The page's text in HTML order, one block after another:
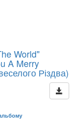
World"
A Merry
Різдва)